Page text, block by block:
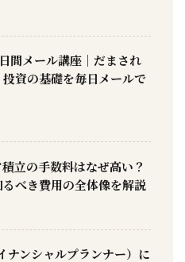
間メール講座｜だまされ
資の基礎を毎日メールで
立の手数料はなぜ高い？
べき費用の全体像を解説
ナンシャルプランナー）に